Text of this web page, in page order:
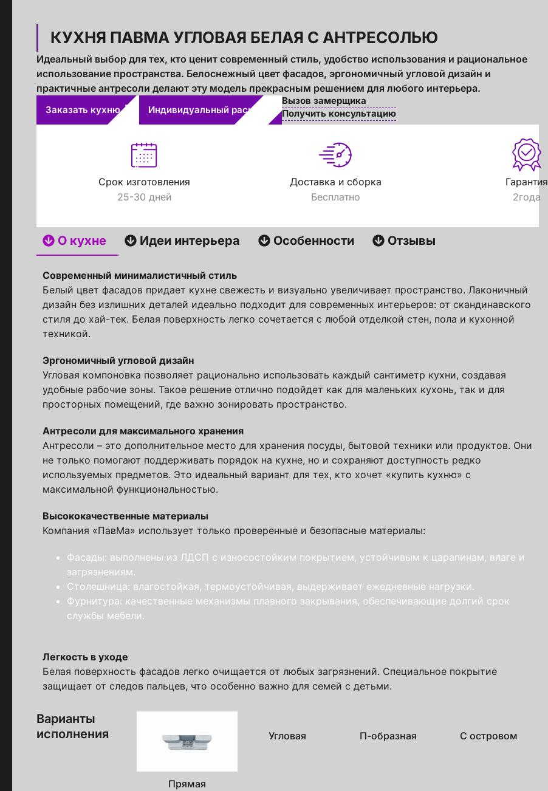
КУХНЯ ПАВМА УГЛОВАЯ БЕЛАЯ С АНТРЕСОЛЬЮ
Идеальный выбор для тех, кто ценит современный стиль, удобство использования и рациональное
использование пространства. Белоснежный цвет фасадов, эргономичный угловой дизайн и
практичные антресоли делают эту модель прекрасным решением для любого интерьера.
Заказать кухню Индивидуальный расчет
Вызов замерщика
Получить консультацию
Срок изготовления
25-30 дней
Доставка и сборка
Бесплатно
Гарантия
2года
О кухне Идеи интерьера Особенности Отзывы
Современный минималистичный стиль
Белый цвет фасадов придает кухне свежесть и визуально увеличивает пространство. Лаконичный
дизайн без излишних деталей идеально подходит для современных интерьеров: от скандинавского
стиля до хай-тек. Белая поверхность легко сочетается с любой отделкой стен, пола и кухонной
техникой.
Эргономичный угловой дизайн
Угловая компоновка позволяет рационально использовать каждый сантиметр кухни, создавая
удобные рабочие зоны. Такое решение отлично подойдет как для маленьких кухонь, так и для
просторных помещений, где важно зонировать пространство.
Антресоли для максимального хранения
Антресоли – это дополнительное место для хранения посуды, бытовой техники или продуктов. Они
не только помогают поддерживать порядок на кухне, но и сохраняют доступность редко
используемых предметов. Это идеальный вариант для тех, кто хочет «купить кухню» с
максимальной функциональностью.
Высококачественные материалы
Компания «ПавМа» использует только проверенные и безопасные материалы:
Фасады: выполнены из ЛДСП с износостойким покрытием, устойчивым к царапинам, влаге и
загрязнениям.
Столешница: влагостойкая, термоустойчивая, выдерживает ежедневные нагрузки.
Фурнитура: качественные механизмы плавного закрывания, обеспечивающие долгий срок
службы мебели.
Легкость в уходе
Белая поверхность фасадов легко очищается от любых загрязнений. Специальное покрытие
защищает от следов пальцев, что особенно важно для семей с детьми.
Варианты
исполнения
Прямая
Угловая П-образная С островом
Стойте! Подождите!
Каталог авторских кухонь ПавМа,
популярных в 2026 году
Выберите куда Вам выслать?
на обработку ПДн